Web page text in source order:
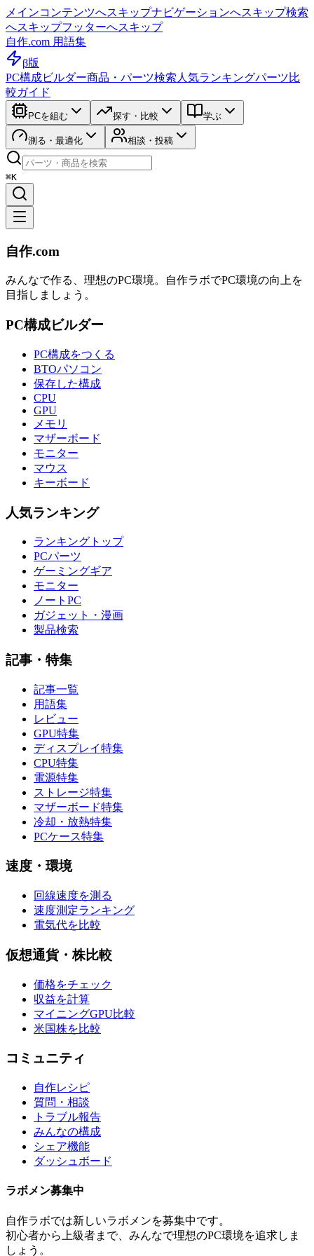
メインコンテンツへスキップナビゲーションへスキップ検索
へスキップフッターへスキップ
自作.com 用語集
β版
PC構成ビルダー商品・パーツ検索 人気ランキングパーツ比
較ガイド
PCを組む 探す・比較 学ぶ
測る・最適化 相談・投稿
⌘K
自作.com
みんなで作る、理想のPC環境。 自作ラボでPC環境の向上を
目指しましょう。
PC構成ビルダー
PC構成をつくる
BTOパソコン
保存した構成
CPU
GPU
メモリ
マザーボード
モニター
マウス
キーボード
人気ランキング
ランキングトップ
PCパーツ
ゲーミングギア
モニター
ノートPC
ガジェット・漫画
製品検索
記事・特集
記事一覧
用語集
レビュー
GPU特集
ディスプレイ特集
CPU特集
電源特集
ストレージ特集
マザーボード特集
冷却・放熱特集
PCケース特集
速度・環境
回線速度を測る
速度測定ランキング
電気代を比較
仮想通貨・株比較
価格をチェック
収益を計算
マイニングGPU比較
米国株を比較
コミュニティ
自作レシピ
質問・相談
トラブル報告
みんなの構成
シェア機能
ダッシュボード
ラボメン募集中
自作ラボでは新しいラボメンを募集中です。
初心者から上級者まで、みんなで理想のPC環境を追求しま
しょう。